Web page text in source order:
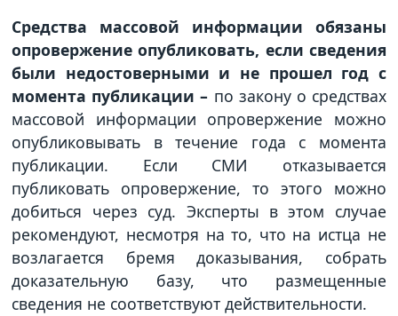
Средства массовой информации обязаны
опровержение опубликовать, если сведения
были недостоверными и не прошел год с
момента публикации – по закону о средствах
массовой информации опровержение можно
опубликовывать в течение года с момента
публикации. Если СМИ отказывается
публиковать опровержение, то этого можно
добиться через суд. Эксперты в этом случае
рекомендуют, несмотря на то, что на истца не
возлагается бремя доказывания, собрать
доказательную базу, что размещенные
сведения не соответствуют действительности.